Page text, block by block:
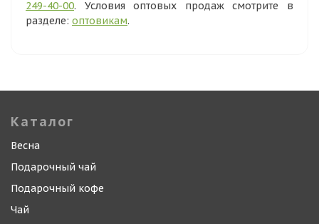
249-40-00. Условия оптовых продаж смотрите в
разделе: оптовикам.
Каталог
Весна
Подарочный чай
Подарочный кофе
Чай